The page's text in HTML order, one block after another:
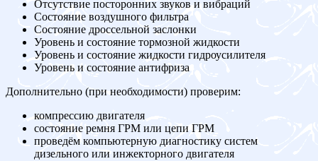
Отсутствие посторонних звуков и вибраций
Состояние воздушного фильтра
Состояние дроссельной заслонки
Уровень и состояние тормозной жидкости
Уровень и состояние жидкости гидроусилителя
Уровень и состояние антифриза
Дополнительно (при необходимости) проверим:
компрессию двигателя
состояние ремня ГРМ или цепи ГРМ
проведём компьютерную диагностику систем
дизельного или инжекторного двигателя